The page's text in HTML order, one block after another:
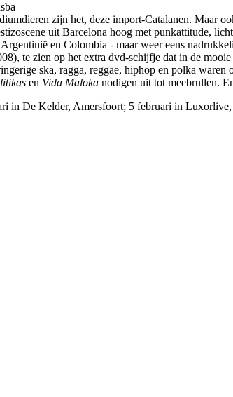
zijn het, deze import-Catalanen. Maar
uit Barcelona hoog met punkattitude,
en Colombia - maar weer eens
te zien op het extra dvd-schijfje dat in de
ska, ragga, reggae, hiphop en polka
en Vida Maloka nodigen uit tot meebrullen.
in De Kelder, Amersfoort; 5 februari in